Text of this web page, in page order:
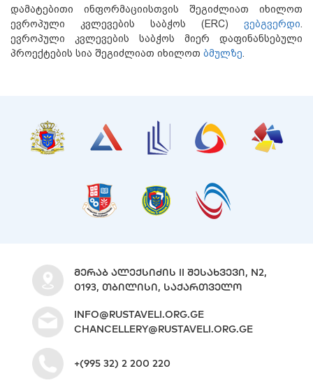
დამატებითი ინფორმაციისთვის შეგიძლიათ იხილოთ
ევროპული კვლევების საბჭოს (ERC) ვებგვერდი
ევროპული კვლევების საბჭოს მიერ დაფინანსებული
პროექტების სია შეგიძლიათ იხილოთ ბმულზე
ᲛᲔᲠᲐᲑ ᲐᲚᲔᲥᲡᲘᲫᲘᲡ II ᲨᲔᲡᲐᲮᲕᲔᲕᲘ, N2,
0193, ᲗᲑᲘᲚᲘᲡᲘ, ᲡᲐᲥᲐᲠᲗᲕᲔᲚᲝ
INFO@RUSTAVELI.ORG.GE
CHANCELLERY@RUSTAVELI.ORG.GE
+(995 32) 2 200 220